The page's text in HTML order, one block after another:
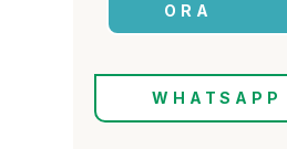
ORA
WHATSAPP